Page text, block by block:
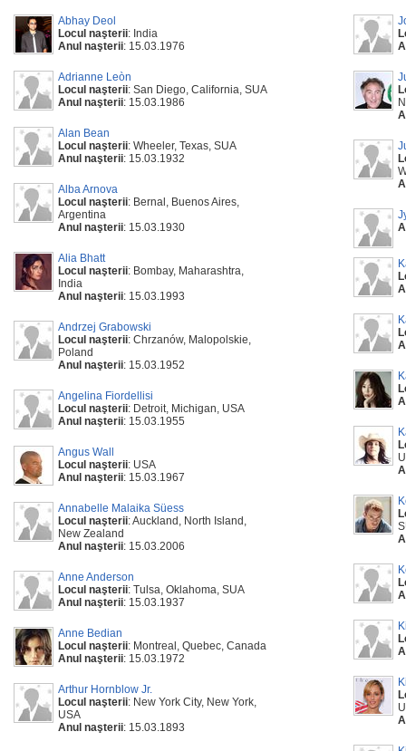
Abhay Deol
Locul naşterii: India
Anul naşterii: 15.03.1976
Adrianne Leòn
Locul naşterii: San Diego, California, SUA
Anul naşterii: 15.03.1986
Alan Bean
Locul naşterii: Wheeler, Texas, SUA
Anul naşterii: 15.03.1932
Alba Arnova
Locul naşterii: Bernal, Buenos Aires,
Argentina
Anul naşterii: 15.03.1930
Alia Bhatt
Locul naşterii: Bombay, Maharashtra,
India
Anul naşterii: 15.03.1993
Andrzej Grabowski
Locul naşterii: Chrzanów, Malopolskie,
Poland
Anul naşterii: 15.03.1952
Angelina Fiordellisi
Locul naşterii: Detroit, Michigan, USA
Anul naşterii: 15.03.1955
Angus Wall
Locul naşterii: USA
Anul naşterii: 15.03.1967
Annabelle Malaika Süess
Locul naşterii: Auckland, North Island,
New Zealand
Anul naşterii: 15.03.2006
Anne Anderson
Locul naşterii: Tulsa, Oklahoma, SUA
Anul naşterii: 15.03.1937
Anne Bedian
Locul naşterii: Montreal, Quebec, Canada
Anul naşterii: 15.03.1972
Arthur Hornblow Jr.
Locul naşterii: New York City, New York,
USA
Anul naşterii: 15.03.1893